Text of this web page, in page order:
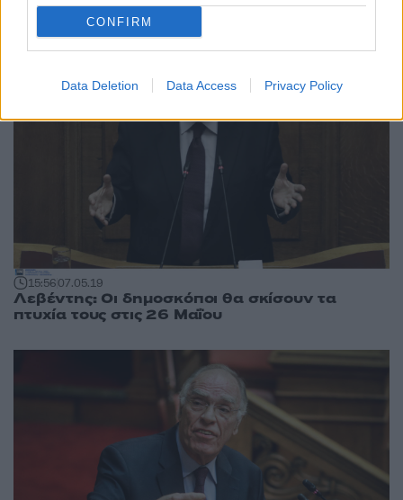
CONFIRM
Data Deletion Data Access Privacy Policy
15:5607.05.19
Λεβέντης: Οι δημοσκόποι θα σκίσουν τα
πτυχία τους στις 26 Μαΐου